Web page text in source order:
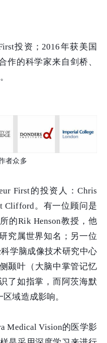
投资；2016年获美国
作的科学家来自剑桥、
者众多
First的投资人：Chris
Clifford。有一位顾问是
的Rik Henson教授，他
究属世界知名；另一位
学脑成像技术研究中心
颞叶（大脑中掌管记忆
了如指掌，而阿茨海默
域造成影响。
Medical Vision的医学影